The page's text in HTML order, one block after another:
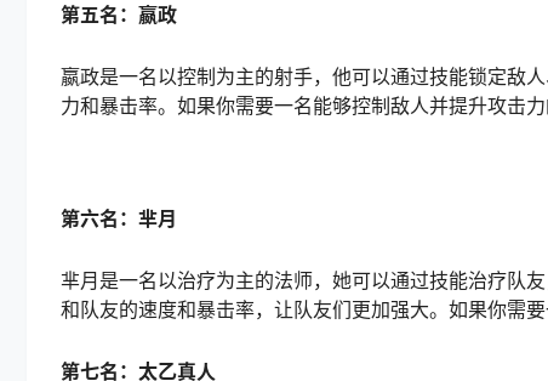
第五名：嬴政
嬴政是一名以控制为主的射手，他可以通过技能锁定敌
力和暴击率。如果你需要一名能够控制敌人并提升攻击
第六名：芈月
芈月是一名以治疗为主的法师，她可以通过技能治疗队
和队友的速度和暴击率，让队友们更加强大。如果你需
第七名：太乙真人